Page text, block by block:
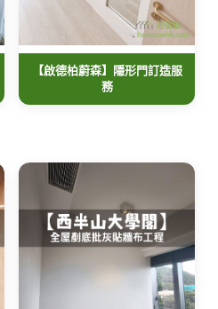
【啟德柏蔚森】隱形門訂造服
務